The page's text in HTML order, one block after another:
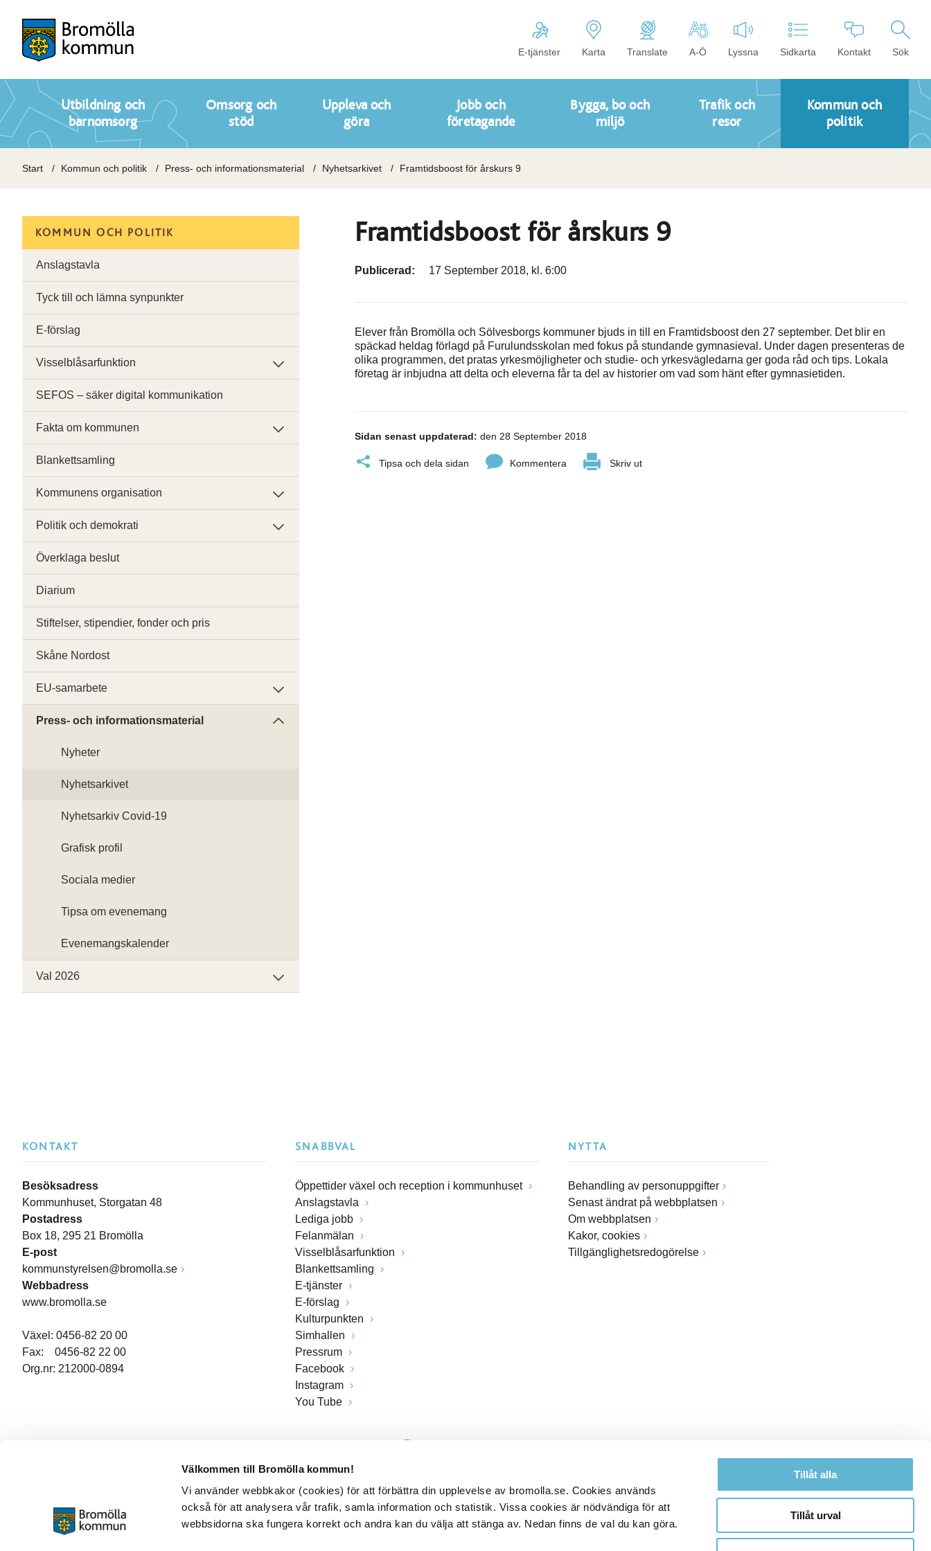
Välkommen till Bromölla kommun!
Vi använder webbkakor (cookies) för att förbättra din upplevelse av bromolla.se. Cookies används
också för att analysera vår trafik, samla information och statistik. Vissa cookies är nödvändiga för att
webbsidorna ska fungera korrekt och andra kan du välja att stänga av. Nedan finns de val du kan göra.
Tillåt alla
Tillåt urval
E-tjänster Karta Translate A-Ö Lyssna Sidkarta Kontakt Sök
Utbildning och
barnomsorg
Omsorg och
stöd
Uppleva och
göra
Jobb och
företagande
Bygga, bo och
miljö
Trafik och
resor
Kommun och
politik
Start Kommun och politik Press- och informationsmaterial Nyhetsarkivet Framtidsboost för årskurs 9
Framtidsboost för årskurs 9
Publicerad: 17 September 2018, kl. 6:00
Elever från Bromölla och Sölvesborgs kommuner bjuds in till en Framtidsboost den 27 september. Det blir en
späckad heldag förlagd på Furulundsskolan med fokus på stundande gymnasieval. Under dagen presenteras de
olika programmen, det pratas yrkesmöjligheter och studie- och yrkesvägledarna ger goda råd och tips. Lokala
företag är inbjudna att delta och eleverna får ta del av historier om vad som hänt efter gymnasietiden.
Sidan senast uppdaterad: den 28 September 2018
Tipsa och dela sidan Kommentera Skriv ut
KOMMUN OCH POLITIK
Anslagstavla
Tyck till och lämna synpunkter
E-förslag
Visselblåsarfunktion
SEFOS – säker digital kommunikation
Fakta om kommunen
Blankettsamling
Kommunens organisation
Politik och demokrati
Överklaga beslut
Diarium
Stiftelser, stipendier, fonder och pris
Skåne Nordost
EU-samarbete
Press- och informationsmaterial
Nyheter
Nyhetsarkivet
Nyhetsarkiv Covid-19
Grafisk profil
Sociala medier
Tipsa om evenemang
Evenemangskalender
Val 2026
KONTAKT
Besöksadress
Kommunhuset, Storgatan 48
Postadress
Box 18, 295 21 Bromölla
E-post
kommunstyrelsen@bromolla.se
Webbadress
www.bromolla.se
Växel: 0456-82 20 00
Fax: 0456-82 22 00
Org.nr: 212000-0894
SNABBVAL
Öppettider växel och reception i kommunhuset
Anslagstavla
Lediga jobb
Felanmälan
Visselblåsarfunktion
Blankettsamling
E-tjänster
E-förslag
Kulturpunkten
Simhallen
Pressrum
Facebook
Instagram
You Tube
NYTTA
Behandling av personuppgifter
Senast ändrat på webbplatsen
Om webbplatsen
Kakor, cookies
Tillgänglighetsredogörelse